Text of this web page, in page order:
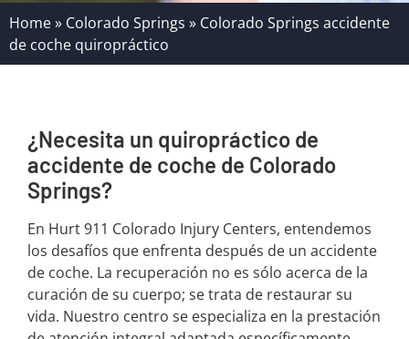
Home» Colorado Springs » Colorado Springs accidente
de coche quiropráctico
¿Necesita un quiropráctico de
accidente de coche de Colorado
Springs?
En Hurt 911 Colorado Injury Centers, entendemos
los desafíos que enfrenta después de un accidente
de coche. La recuperación no es sólo acerca de la
curación de su cuerpo; se trata de restaurar su
vida. Nuestro centro se especializa en la prestación